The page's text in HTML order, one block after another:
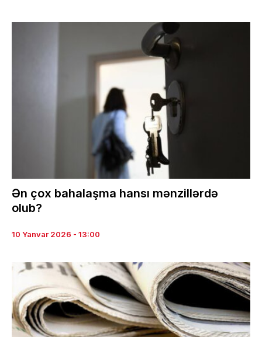
Ən çox bahalaşma hansı mənzillərdə
olub?
10 Yanvar 2026 - 13:00